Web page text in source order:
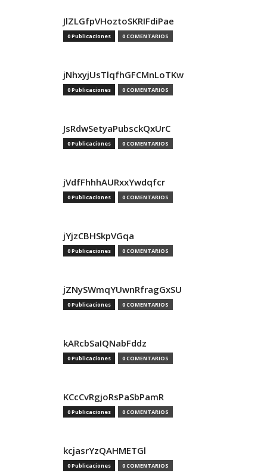
JlZLGfpVHoztoSKRIFdiPae
0 Publicaciones 0 COMENTARIOS
jNhxyjUsTlqfhGFCMnLoTKw
0 Publicaciones 0 COMENTARIOS
JsRdwSetyaPubsckQxUrC
0 Publicaciones 0 COMENTARIOS
jVdfFhhhAURxxYwdqfcr
0 Publicaciones 0 COMENTARIOS
jYjzCBHSkpVGqa
0 Publicaciones 0 COMENTARIOS
jZNySWmqYUwnRfragGxSU
0 Publicaciones 0 COMENTARIOS
kARcbSaIQNabFddz
0 Publicaciones 0 COMENTARIOS
KCcCvRgjoRsPaSbPamR
0 Publicaciones 0 COMENTARIOS
kcjasrYzQAHMETGl
0 Publicaciones 0 COMENTARIOS